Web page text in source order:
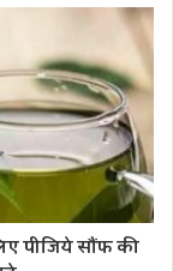
पीजिये सौंफ की